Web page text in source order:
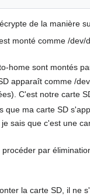
de la manière
monté comme /
home sont montés
apparaît comme /
C'est notre carte
que ma carte SD
sais que c'est une
par
la carte SD, il ne